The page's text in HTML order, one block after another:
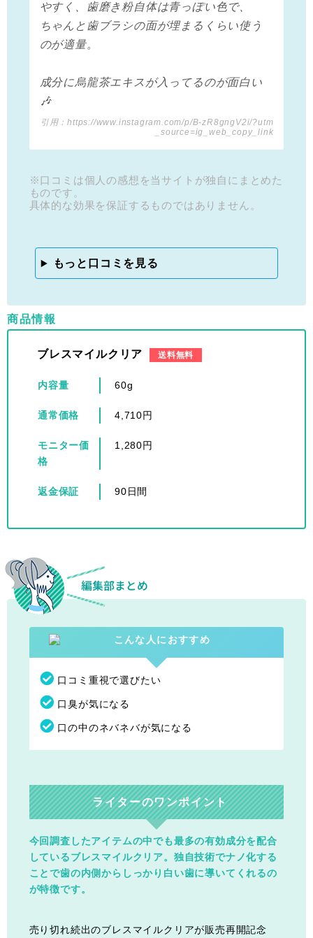
やすく、歯磨き粉自体は青っぽい色で、
ちゃんと歯ブラシの面が埋まるくらい使う
のが適量。
成分に烏龍茶エキスが入ってるのが面白い
🎶
引用：https://www.instagram.com/p/B-zR8gngV2i/?utm
_source=ig_web_copy_link
※口コミは個人の感想を当サイトが独自にまとめた
ものです。
具体的な効果を保証するものではありません。
もっと口コミを見る
商品情報
ブレスマイルクリア 送料無料
内容量 60g
通常価格 4,710円
モニター価
格
1,280円
返金保証 90日間
口コミ重視で選びたい
口臭が気になる
口の中のネバネバが気になる
ライターのワンポイント
今回調査したアイテムの中でも最多の有効成分を配合
しているブレスマイルクリア。独自技術でナノ化する
ことで歯の内側からしっかり白い歯に導いてくれるの
が特徴です。
売り切れ続出のブレスマイルクリアが販売再開記念